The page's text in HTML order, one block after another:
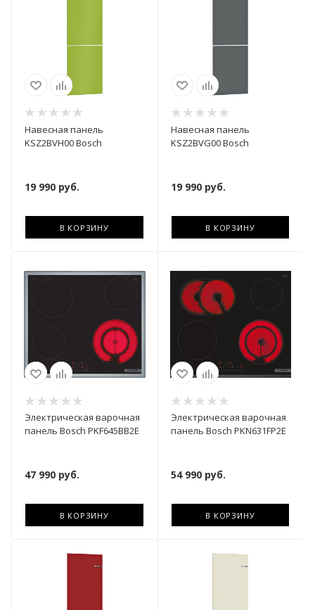
Навесная панель
KSZ2BVH00 Bosch
19 990 руб.
В КОРЗИНУ
Навесная панель
KSZ2BVG00 Bosch
19 990руб.
В КОРЗИНУ
Электрическая варочная
панель Bosch PKF645BB2E
47 990 руб.
В КОРЗИНУ
Электрическая варочная
панель Bosch PKN631FP2E
54 990руб.
В КОРЗИНУ